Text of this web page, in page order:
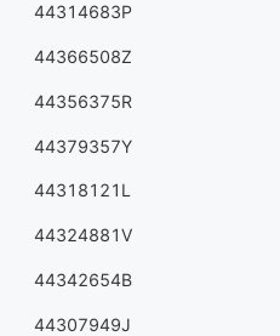
44314683P
44366508Z
44356375R
44379357Y
44318121L
44324881V
44342654B
44307949J